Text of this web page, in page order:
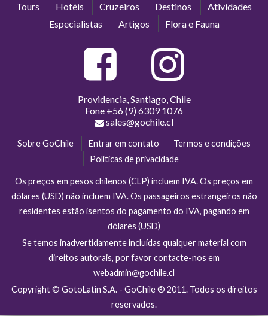
Tours Hotéis Cruzeiros Destinos
Atividades
Especialistas
Artigos Flora e Fauna
Providencia, Santiago, Chile
Fone +56 (9) 6309 1076
sales@gochile.cl
Sobre GoChile Entrar em contato
Termos e condições
Políticas de privacidade
Os preços em pesos chilenos (CLP) incluem IVA. Os preços em
dólares (USD) não incluem IVA. Os passageiros estrangeiros não
residentes estão isentos do pagamento do IVA, pagando em
dólares (USD)
Se temos inadvertidamente incluídas qualquer material com
direitos autorais, por favor contacte-nos em
webadmin@gochile.cl
Copyright © GotoLatin S.A. - GoChile ® 2011. Todos os direitos
reservados.